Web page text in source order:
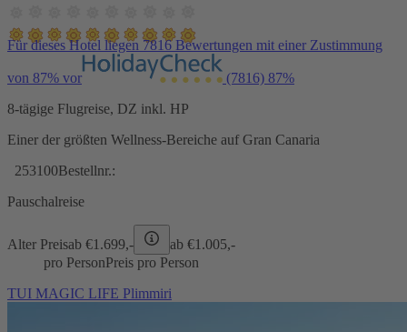
Für dieses Hotel liegen 7816 Bewertungen mit einer Zustimmung
von 87% vor (7816) 87%
8-tägige Flugreise, DZ inkl. HP
Einer der größten Wellness-Bereiche auf Gran Canaria
253100Bestellnr.:
Pauschalreise
Alter Preisab €1.699,- ab €1.005,-
pro PersonPreis pro Person
TUI MAGIC LIFE Plimmiri